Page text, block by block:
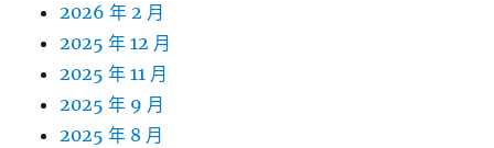
2026 年 2 月
2025 年 12 月
2025 年 11 月
2025 年 9 月
2025 年 8 月